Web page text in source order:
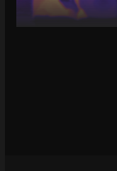
8 agosto, 2026